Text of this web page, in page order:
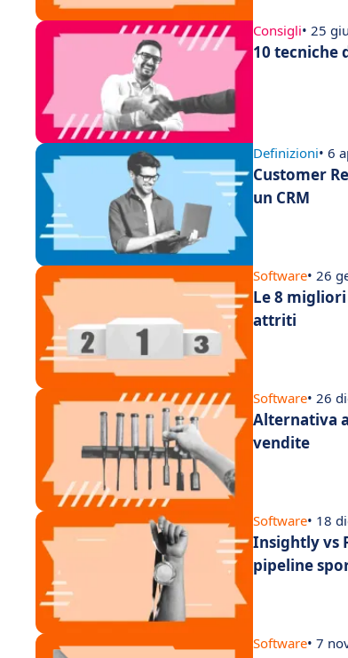
Consigli• 25
10 tecniche
Definizioni• 6
Customer
un CRM
Software• 26
Le 8
attriti
Software• 26
Alternativa
vendite
Software• 18
Insightly vs
pipeline
Software• 7